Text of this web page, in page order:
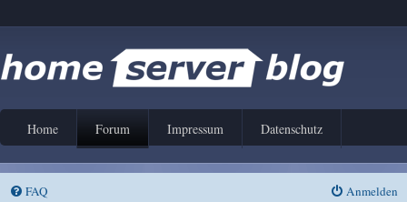
Home Forum Impressum Datenschutz
FAQ Anmelden